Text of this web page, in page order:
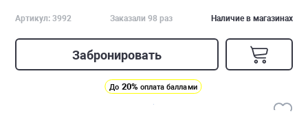
Артикул: 3992 Заказали 98 раз Наличие в магазинах
Забронировать
До 20% оплата баллами